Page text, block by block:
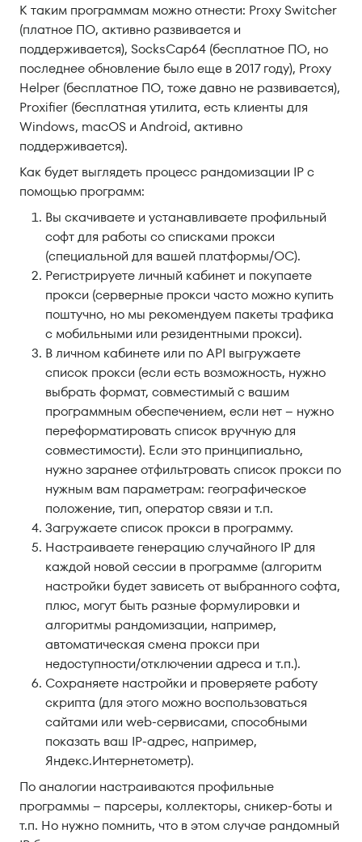
К таким программам можно отнести: Proxy Switcher
(платное ПО, активно развивается и
поддерживается), SocksCap64 (бесплатное ПО, но
последнее обновление было еще в 2017 году), Proxy
Helper (бесплатное ПО, тоже давно не развивается),
Proxifier (бесплатная утилита, есть клиенты для
Windows, macOS и Android, активно
поддерживается).
Как будет выглядеть процесс рандомизации IP с
помощью программ:
Вы скачиваете и устанавливаете профильный
софт для работы со списками прокси
(специальной для вашей платформы/ОС).
Регистрируете личный кабинет и покупаете
прокси (серверные прокси часто можно купить
поштучно, но мы рекомендуем пакеты трафика
с мобильными или резидентными прокси).
В личном кабинете или по API выгружаете
список прокси (если есть возможность, нужно
выбрать формат, совместимый с вашим
программным обеспечением, если нет – нужно
переформатировать список вручную для
совместимости). Если это принципиально,
нужно заранее отфильтровать список прокси по
нужным вам параметрам: географическое
положение, тип, оператор связи и т.п.
Загружаете список прокси в программу.
Настраиваете генерацию случайного IP для
каждой новой сессии в программе (алгоритм
настройки будет зависеть от выбранного софта,
плюс, могут быть разные формулировки и
алгоритмы рандомизации, например,
автоматическая смена прокси при
недоступности/отключении адреса и т.п.).
Сохраняете настройки и проверяете работу
скрипта (для этого можно воспользоваться
сайтами или web-сервисами, способными
показать ваш IP-адрес, например,
Яндекс.Интернетометр).
По аналогии настраиваются профильные
программы – парсеры, коллекторы, сникер-боты и
т.п. Но нужно помнить, что в этом случае рандомный